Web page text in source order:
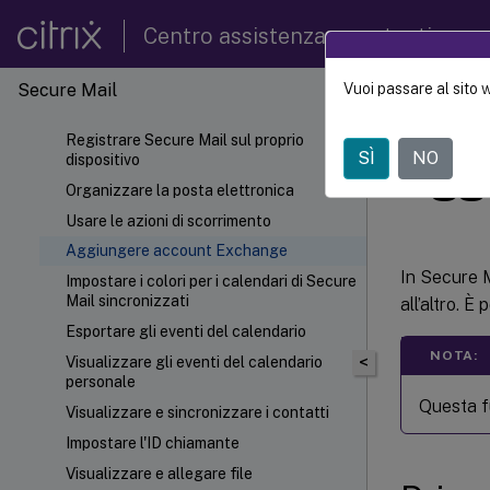
Centro assistenza per utenti
Secure Mail
Registrare Secure Mail sul proprio
dispositivo
Organizzare la posta elettronica
Usare le azioni di scorrimento
Aggiungere account Exchange
Impostare i colori per i calendari di Secure
Mail sincronizzati
Esportare gli eventi del calendario
Visualizzare gli eventi del calendario
personale
Visualizzare e sincronizzare i contatti
Impostare l'ID chiamante
Visualizzare e allegare file
<
In Secure
all’altro. È
NOTA:
Questa
Vuoi passare al sito
SÌ NO